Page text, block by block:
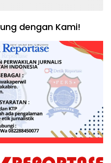
dengan Kami!